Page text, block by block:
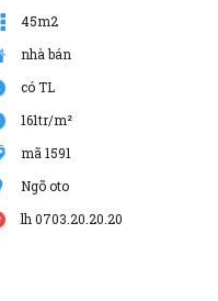
45m2
nhà bán
có TL
161tr/m²
mã 1591
Ngõ oto
lh 0703.20.20.20